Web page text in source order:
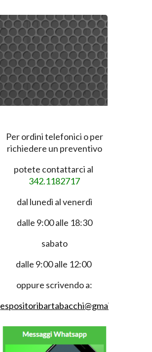
Per ordini telefonici o per
richiedere un preventivo
potete contattarci al
342.1182717
dal lunedì al venerdì
dalle 9:00 alle 18:30
sabato
dalle 9:00 alle 12:00
oppure scrivendo a:
espositoribartabacchi@gmail.com